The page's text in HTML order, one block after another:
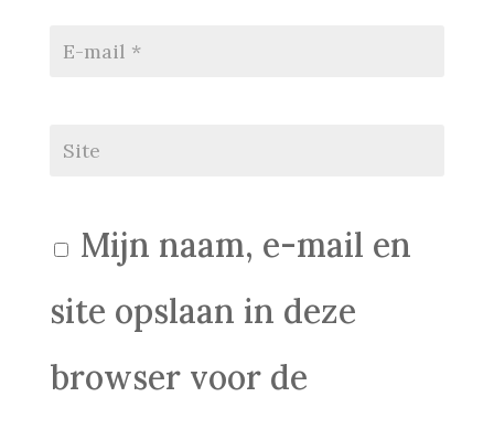
Mijn naam, e-mail en
site opslaan in deze
browser voor de